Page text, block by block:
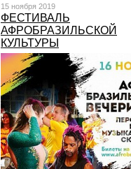
15 ноября 2019
ФЕСТИВАЛЬ
АФРОБРАЗИЛЬСКОЙ
КУЛЬТУРЫ